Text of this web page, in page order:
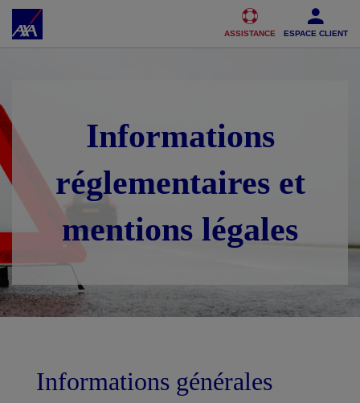
Accéder au Contenu Accéder au Pied de page
ASSISTANCE ESPACE CLIENT
Informations
réglementaires et
mentions légales
Informations générales